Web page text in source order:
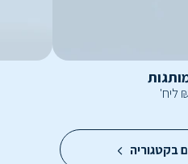
ליח'
בקטגוריה